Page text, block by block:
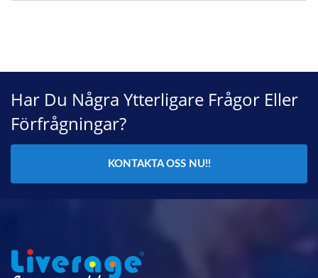
Har Du Några Ytterligare Frågor Eller
Förfrågningar?
KONTAKTA OSS NU!!